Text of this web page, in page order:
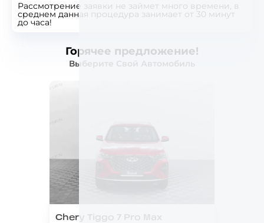
Рассмотрение заявки не займет много времени, в
среднем данная процедура занимает от 30 минут
до часа!
Горячее предложение!
Выберите Свой Автомобиль
Chery Tiggo 7 Pro Max